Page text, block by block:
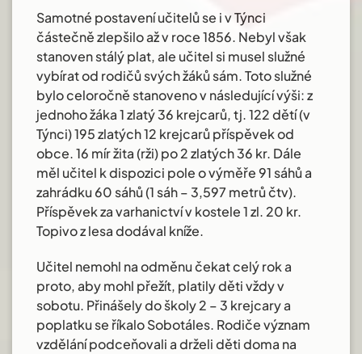
Samotné postavení učitelů se i v Týnci
částečně zlepšilo až v roce 1856. Nebyl však
stanoven stálý plat, ale učitel si musel služné
vybírat od rodičů svých žáků sám. Toto služné
bylo celoročně stanoveno v následující výši: z
jednoho žáka 1 zlatý 36 krejcarů, tj. 122 dětí (v
Týnci) 195 zlatých 12 krejcarů příspěvek od
obce. 16 mír žita (rži) po 2 zlatých 36 kr. Dále
měl učitel k dispozici pole o výměře 91 sáhů a
zahrádku 60 sáhů (1 sáh – 3,597 metrů čtv).
Příspěvek za varhanictví v kostele 1 zl. 20 kr.
Topivo z lesa dodával kníže.
Učitel nemohl na odměnu čekat celý rok a
proto, aby mohl přežít, platily děti vždy v
sobotu. Přinášely do školy 2 – 3 krejcary a
poplatku se říkalo Sobotáles. Rodiče význam
vzdělání podceňovali a drželi děti doma na